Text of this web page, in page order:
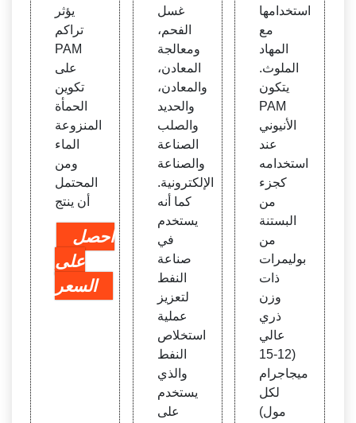
يؤثر
تراكم
PAM
على
تكوين
الحمأة
المنزوعة
الماء
ومن
المحتمل
أن ينتج
احصل
على
السعر
غسل
الفحم،
ومعالجة
المعادن،
والمعادن،
والحديد
والصلب
الصناعة
والصناعة
الإلكترونية.
كما أنه
يستخدم
في
صناعة
النفط
لتعزيز
عملية
استخلاص
النفط
والذي
يستخدم
على
استخدامها
مع
المهاد
الملوث.
يتكون
PAM
الأنيوني
عند
استخدامه
كجزء
من
البستنة
من
بوليمرات
ذات
وزن
ذري
عالي
(12-15
ميجاجرام
لكل
مول)